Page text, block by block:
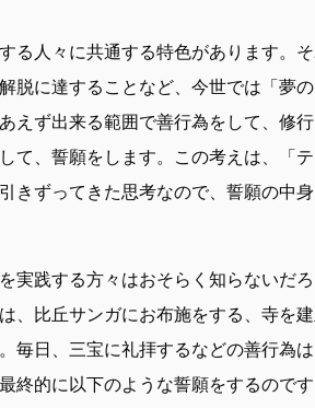
る人々に共通する特色があります。
脱に達することなど、今世では「夢
えず出来る範囲で善行為をして、修
て、誓願をします。この考えは、「
きずってきた思考なので、誓願の中
実践する方々はおそらく知らないだ
、比丘サンガにお布施をする、寺を
毎日、三宝に礼拝するなどの善行為
終的に以下のような誓願をするのです